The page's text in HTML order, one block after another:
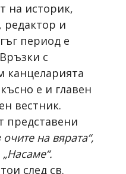
на историк,
редактор и
период е
с
канцеларията
е и главен
вестник.
представени
очите на вярата“,
„Насаме“.
след св.